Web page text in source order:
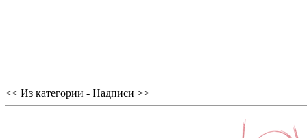
<< Из категории - Надписи >>